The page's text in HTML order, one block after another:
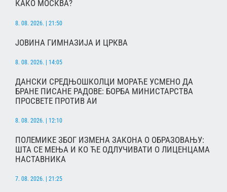
КАКО МОСКВА?
8. 08. 2026. | 21:50
ЈОВИНА ГИМНАЗИЈА И ЦРКВА
8. 08. 2026. | 14:05
ДАНСКИ СРЕДЊОШКОЛЦИ МОРАЋЕ УСМЕНО ДА
БРАНЕ ПИСАНЕ РАДОВЕ: БОРБА МИНИСТАРСТВА
ПРОСВЕТЕ ПРОТИВ АИ
8. 08. 2026. | 12:10
ПОЛЕМИКЕ ЗБОГ ИЗМЕНА ЗАКОНА О ОБРАЗОВАЊУ:
ШТА СЕ МЕЊА И КО ЋЕ ОДЛУЧИВАТИ О ЛИЦЕНЦАМА
НАСТАВНИКА
7. 08. 2026. | 21:25